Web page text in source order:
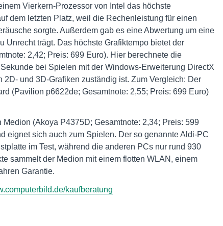
Vierkern-Prozessor von Intel das höchste
dem letzten Platz, weil die Rechenleistung für einen
sorgte. Außerdem gab es eine Abwertung um eine
Unrecht trägt. Das höchste Grafiktempo bietet der
2,42; Preis: 699 Euro). Hier berechnete die
bei Spielen mit der Windows-Erweiterung DirectX
und 3D-Grafiken zuständig ist. Zum Vergleich: Der
(Pavilion p6622de; Gesamtnote: 2,55; Preis: 699 Euro)
(Akoya P4375D; Gesamtnote: 2,34; Preis: 599
eignet sich auch zum Spielen. Der so genannte Aldi-PC
im Test, während die anderen PCs nur rund 930
sammelt der Medion mit einem flotten WLAN, einem
Garantie.
kaufberatung